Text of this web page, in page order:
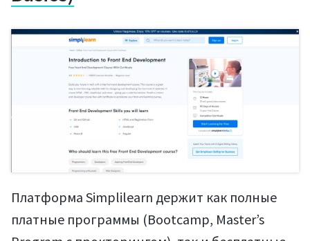
Платформа Simplilearn держит как полные
платные программы (Bootcamp, Master’s